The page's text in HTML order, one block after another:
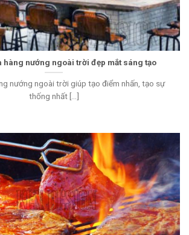
hàng nướng ngoài trời đẹp mắt sáng tạo
nướng ngoài trời giúp tạo điểm nhấn, tạo sự
thống nhất [...]